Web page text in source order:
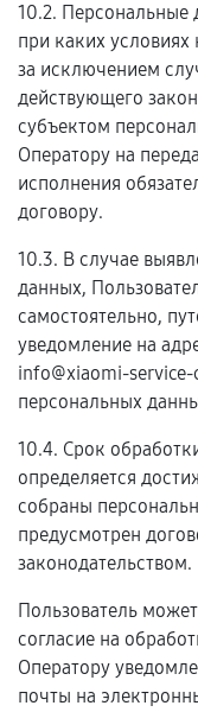
10.2. Персональные
при каких
за исключением
действующего
субъектом
Оператору на
исполнения
договору.
10.3. В случае
данных,
самостоятельно,
уведомление на
info@xiaomi-
персональных
10.4. Срок
определяется
собраны
предусмотрен
законодательством.
Пользователь
согласие на
Оператору
почты на